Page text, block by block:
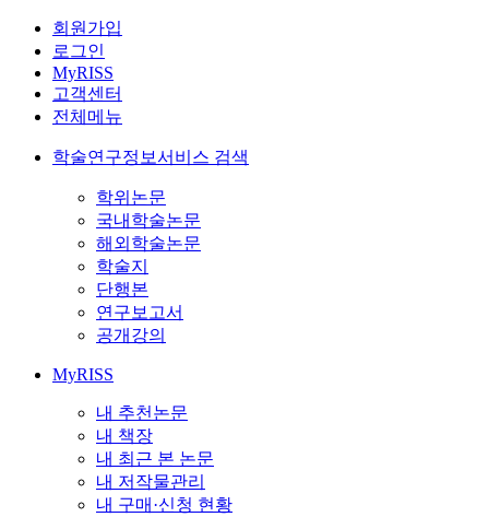
회원가입
로그인
MyRISS
고객센터
전체메뉴
학술연구정보서비스 검색
학위논문
국내학술논문
해외학술논문
학술지
단행본
연구보고서
공개강의
MyRISS
내 추천논문
내 책장
내 최근 본 논문
내 저작물관리
내 구매·신청 현황